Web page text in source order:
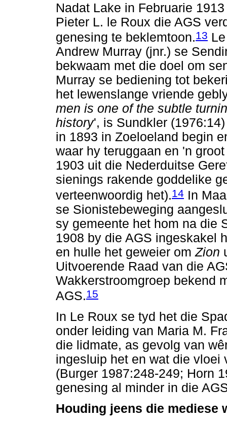
Nadat Lake in Februarie
Pieter L. le Roux die AGS
genesing te beklemtoon.13
Andrew Murray (jnr.) se
bekwaam met die doel om
Murray se bediening tot
het lewenslange vriende
men is one of the subtle
history', is Sundkler
in 1893 in Zoeloeland begin
waar hy teruggaan en 'n
1903 uit die Nederduitse
sienings rakende goddelike
verteenwoordig het).14 In
se Sionistebeweging
sy gemeente het hom na die
1908 by die AGS ingeskakel
en hulle het geweier omZion
Uitvoerende Raad van die
Wakkerstroomgroep bekend
AGS.15
In Le Roux se tyd het die
onder leiding van Maria M.
die lidmate, as gevolg van
ingesluip het en wat die vloei
(Burger 1987:248-249; Horn
genesing al minder in die
Houding jeens die mediese